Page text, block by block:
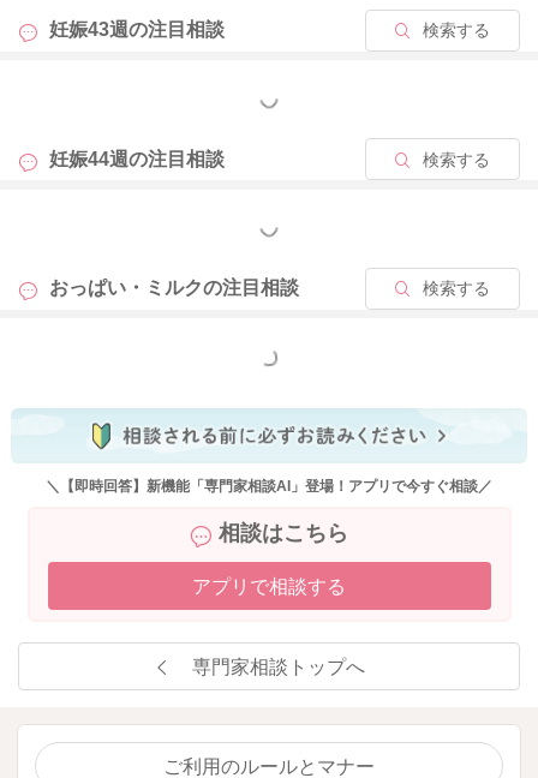
妊娠43週の注目相談 検索する
もっと見る
妊娠44週の注目相談 検索する
もっと見る
おっぱい・ミルクの注目相談 検索する
もっと見る
＼【即時回答】新機能「専門家相談AI」登場！アプリで今すぐ相談／
相談はこちら
アプリで相談する
専門家相談トップへ
ご利用のルールとマナー